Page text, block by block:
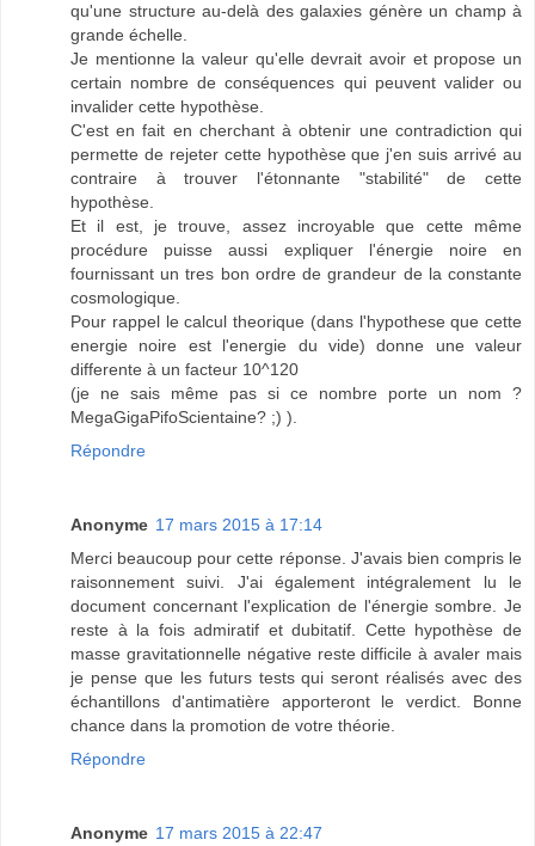
qu'une structure au-delà des galaxies génère un champ à
grande échelle.
Je mentionne la valeur qu'elle devrait avoir et propose un
certain nombre de conséquences qui peuvent valider ou
invalider cette hypothèse.
C'est en fait en cherchant à obtenir une contradiction qui
permette de rejeter cette hypothèse que j'en suis arrivé au
contraire à trouver l'étonnante "stabilité" de cette
hypothèse.
Et il est, je trouve, assez incroyable que cette même
procédure puisse aussi expliquer l'énergie noire en
fournissant un tres bon ordre de grandeur de la constante
cosmologique.
Pour rappel le calcul theorique (dans l'hypothese que cette
energie noire est l'energie du vide) donne une valeur
differente à un facteur 10^120
(je ne sais même pas si ce nombre porte un nom ?
MegaGigaPifoScientaine? ;) ).
Répondre
Anonyme 17 mars 2015 à 17:14
Merci beaucoup pour cette réponse. J'avais bien compris le
raisonnement suivi. J'ai également intégralement lu le
document concernant l'explication de l'énergie sombre. Je
reste à la fois admiratif et dubitatif. Cette hypothèse de
masse gravitationnelle négative reste difficile à avaler mais
je pense que les futurs tests qui seront réalisés avec des
échantillons d'antimatière apporteront le verdict. Bonne
chance dans la promotion de votre théorie.
Répondre
Anonyme 17 mars 2015 à 22:47